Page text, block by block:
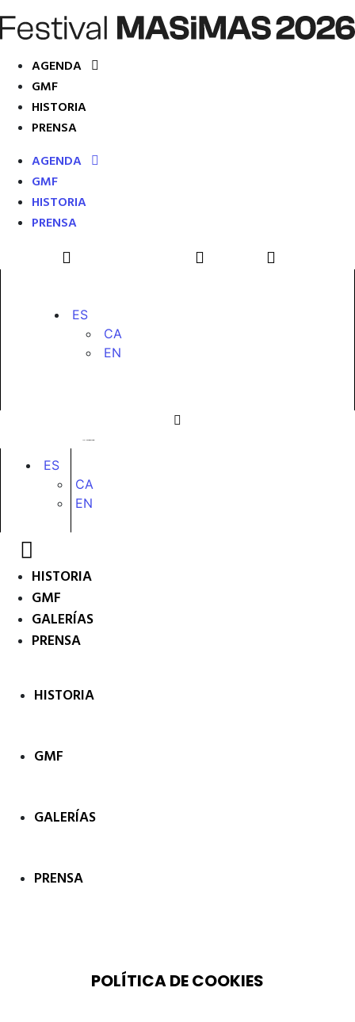
AGENDA
GMF
HISTORIA
PRENSA
AGENDA
GMF
HISTORIA
PRENSA
ES
CA
EN
ES
CA
EN
HISTORIA
GMF
GALERÍAS
PRENSA
HISTORIA
GMF
GALERÍAS
PRENSA
POLÍTICA DE COOKIES